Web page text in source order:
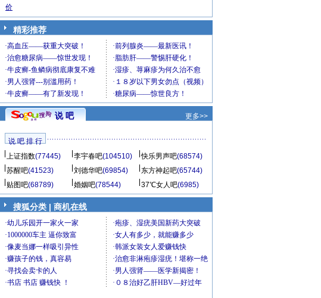
价
精彩推荐
说 吧 更多>>
说 吧 排 行
上证指数(77445) 李宇春吧(104510) 快乐男声吧(68574)
苏醒吧(41523) 刘德华吧(69854) 东方神起吧(65744)
贴图吧(68789) 婚姻吧(78544) 37℃女人吧(6985)
搜狐分类 | 商机在线